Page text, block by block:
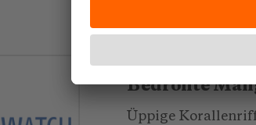
20.09.2017
Bedrohte
Üppige